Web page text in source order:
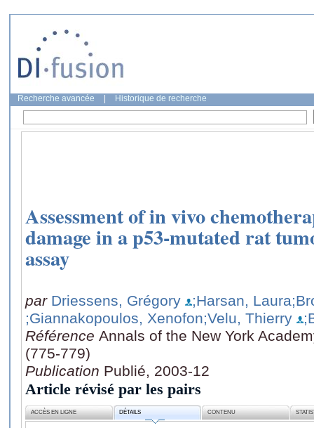
Recherche avancée Historique de recherche
Assessment of in vivo
damage in a p53-mutated rat
assay
par Driessens, Grégory ;Harsan, Laura
;Giannakopoulos, Xenofon;Velu, Thierry
Référence Annals of the New York
(775-779)
Publication Publié, 2003-12
Article révisé par les pairs
ACCÈS EN LIGNE DÉTAILS CONTENU